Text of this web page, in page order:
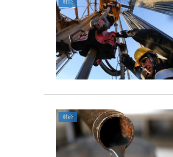
财经
财经